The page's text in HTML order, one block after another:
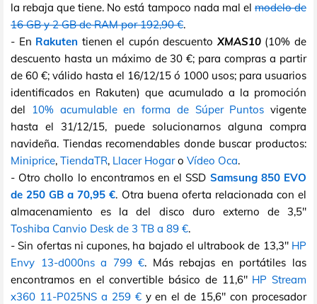
la rebaja que tiene. No está tampoco nada mal el modelo de
16 GB y 2 GB de RAM por 192,90 €.
- En Rakuten tienen el cupón descuentoXMAS10(10% de
descuento hasta un máximo de 30 €; para compras a partir
de 60 €; válido hasta el 16/12/15 ó 1000 usos; para usuarios
identificados en Rakuten) que acumulado a la promoción
del
10% acumulable en forma de Súper Puntos vigente
hasta el 31/12/15, puede solucionarnos alguna compra
navideña. Tiendas recomendables donde buscar productos:
Miniprice, TiendaTR, Llacer Hogaro Vídeo Oca.
- Otro chollo lo encontramos en el SSD Samsung 850 EVO
de 250 GB a 70,95 €. Otra buena oferta relacionada con el
almacenamiento es la del disco duro externo de 3,5"
Toshiba Canvio Desk de 3 TB a 89 €.
- Sin ofertas ni cupones, ha bajado el ultrabook de 13,3" HP
Envy 13-d000ns a 799 €. Más rebajas en portátiles las
encontramos en el convertible básico de 11,6" HP Stream
x360 11-P025NS a 259 €y en el de 15,6" con procesador